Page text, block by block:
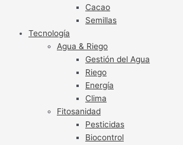
Cacao
Semillas
Tecnología
Agua & Riego
Gestión del Agua
Riego
Energía
Clima
Fitosanidad
Pesticidas
Biocontrol